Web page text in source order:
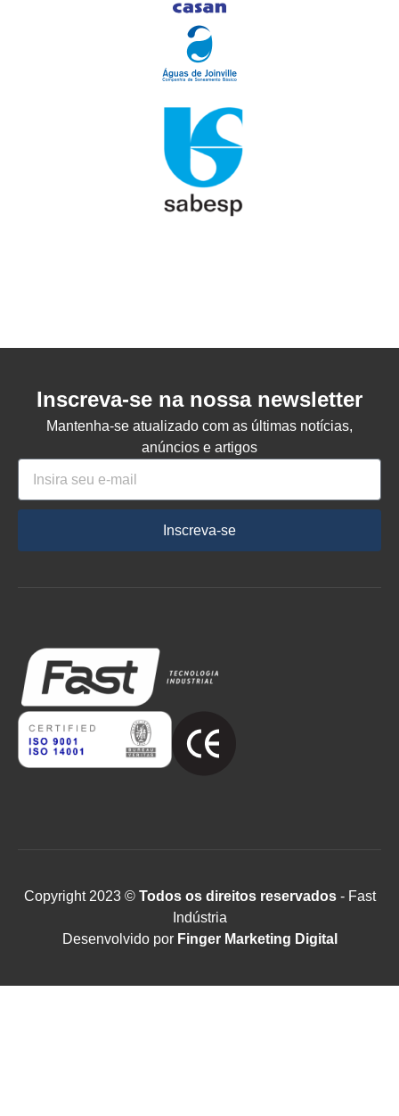
Inscreva-se na nossa newsletter
Mantenha-se atualizado com as últimas notícias,
anúncios e artigos
Inscreva-se
Copyright 2023 ©Todos os direitos reservados- Fast
Indústria
Desenvolvido por Finger Marketing Digital